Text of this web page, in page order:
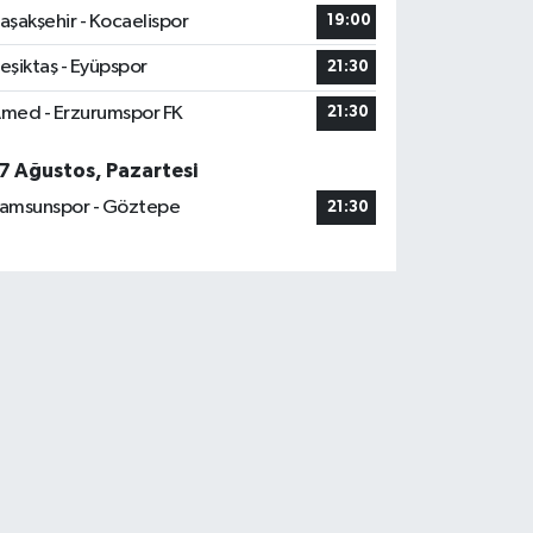
- Kocaelispor
19:00
- Eyüpspor 21:30
- Erzurumspor FK 21:30
Ağustos, Pazartesi
- Göztepe
21:30